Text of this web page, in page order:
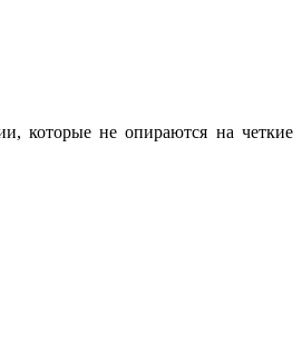
которые не опираются на четкие